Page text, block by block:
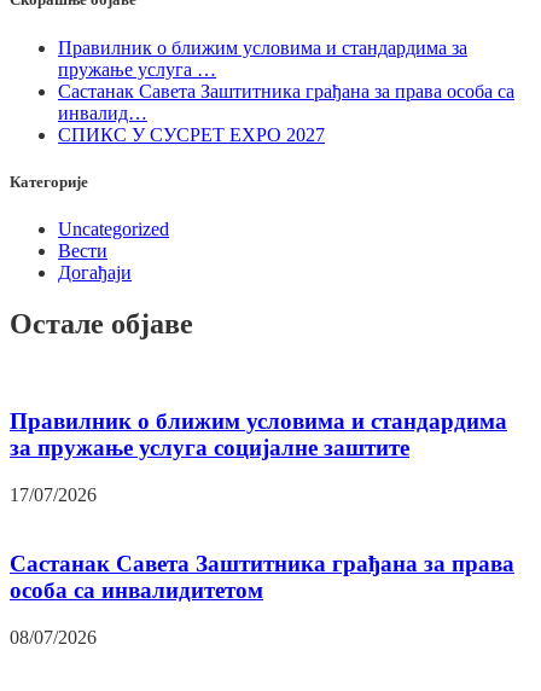
Правилник о ближим условима и стандардима за
пружање услуга …
Састанак Савета Заштитника грађана за права особа са
инвалид…
СПИКС У СУСРЕТ EXPO 2027
Категорије
Uncategorized
Вести
Догађаји
Остале објаве
Правилник о ближим условима и стандардима
за пружање услуга социјалне заштите
17/07/2026
Састанак Савета Заштитника грађана за права
особа са инвалидитетом
08/07/2026